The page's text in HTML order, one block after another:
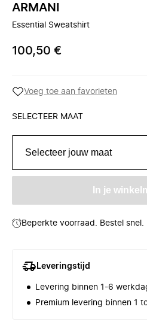
ARMANI
Essential Sweatshirt
100,50 €
Voeg toe aan favorieten
SELECTEER MAAT
Selecteer jouw maat
In je
Beperkte voorraad. Bestel snel.
Leveringstijd
Levering binnen 1-6
Premium levering binnen 1